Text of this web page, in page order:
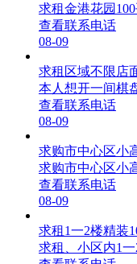
求租金港花园
查看联系电话
08-09
求租区域不限店
本人想开一间棋
查看联系电话
08-09
求购市中心区小
求购市中心区小
查看联系电话
08-09
求租1一2楼精装
求租、小区内1